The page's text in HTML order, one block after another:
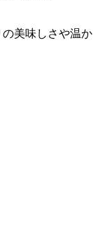
美味しさや温か